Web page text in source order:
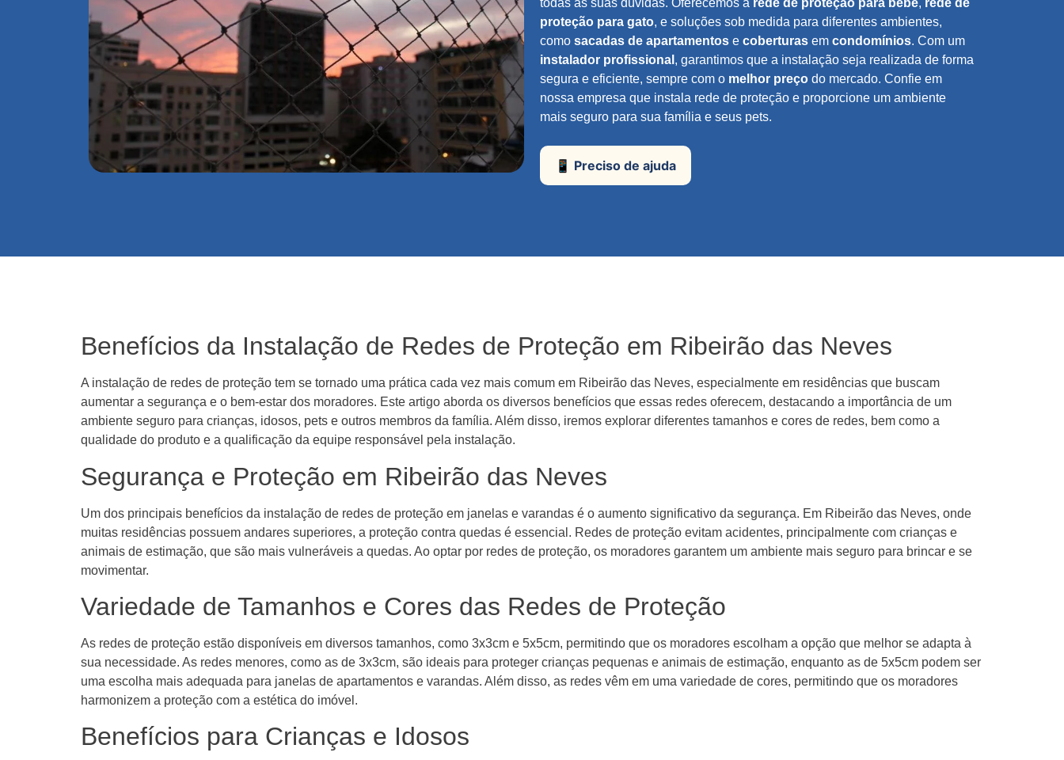
proteção para gato, e soluções sob medida para diferentes ambientes,
como sacadas de apartamentos e coberturas em condomínios. Com um
instalador profissional , garantimos que a instalação seja realizada de forma
segura e eficiente, sempre com o melhor preço do mercado. Confie em
nossa empresa que instala rede de proteção e proporcione um ambiente
mais seguro para sua família e seus pets.
📱 Preciso de ajuda
Benefícios da Instalação de Redes de Proteção em Ribeirão das Neves
A instalação de redes de proteção tem se tornado uma prática cada vez mais comum em Ribeirão das Neves, especialmente em residências que buscam
aumentar a segurança e o bem-estar dos moradores. Este artigo aborda os diversos benefícios que essas redes oferecem, destacando a importância de um
ambiente seguro para crianças, idosos, pets e outros membros da família. Além disso, iremos explorar diferentes tamanhos e cores de redes, bem como a
qualidade do produto e a qualificação da equipe responsável pela instalação.
Segurança e Proteção em Ribeirão das Neves
Um dos principais benefícios da instalação de redes de proteção em janelas e varandas é o aumento significativo da segurança. Em Ribeirão das Neves, onde
muitas residências possuem andares superiores, a proteção contra quedas é essencial. Redes de proteção evitam acidentes, principalmente com crianças e
animais de estimação, que são mais vulneráveis a quedas. Ao optar por redes de proteção, os moradores garantem um ambiente mais seguro para brincar e se
movimentar.
Variedade de Tamanhos e Cores das Redes de Proteção
As redes de proteção estão disponíveis em diversos tamanhos, como 3x3cm e 5x5cm, permitindo que os moradores escolham a opção que melhor se adapta à
sua necessidade. As redes menores, como as de 3x3cm, são ideais para proteger crianças pequenas e animais de estimação, enquanto as de 5x5cm podem ser
uma escolha mais adequada para janelas de apartamentos e varandas. Além disso, as redes vêm em uma variedade de cores, permitindo que os moradores
harmonizem a proteção com a estética do imóvel.
Benefícios para Crianças e Idosos